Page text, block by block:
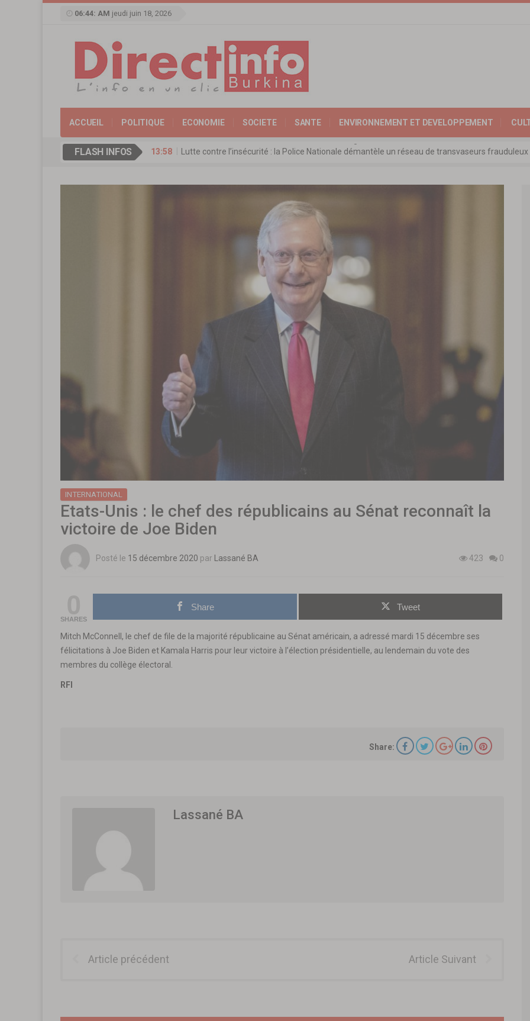
06:44: AM jeudi juin 18, 2026
ACCUEIL POLITIQUE ECONOMIE SOCIETE SANTE ENVIRONNEMENT ET DEVELOPPEMENT
FLASH INFOS 13:58
Lutte contre l’insécurité : la Police Nationale démantèle un réseau de transvaseurs
13:09
Réserve militaire au Burkina Faso : la nouvelle loi adoptée à l’unanimité
Mémorial Thomas-Sankara: les ministres chargés du Commerce de l’AES ravivent leurs
INTERNATIONAL
Etats-Unis : le chef des républicains au Sénat reconnaît la
victoire de Joe Biden
Posté le 15 décembre 2020 par Lassané BA 423 0
SHARES
Share Tweet
Mitch McConnell, le chef de file de la majorité républicaine au Sénat américain, a adressé mardi 15 décembre ses
félicitations à Joe Biden et Kamala Harris pour leur victoire à l’élection présidentielle, au lendemain du vote des
membres du collège électoral.
RFI
Share:
Lassané BA
Article précédent Article Suivant